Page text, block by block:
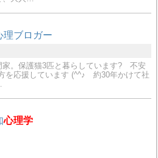
理ブロガー
家。保護猫3匹と暮らしています? 不安
を応援しています (^^♪ 約30年かけて社
心理学